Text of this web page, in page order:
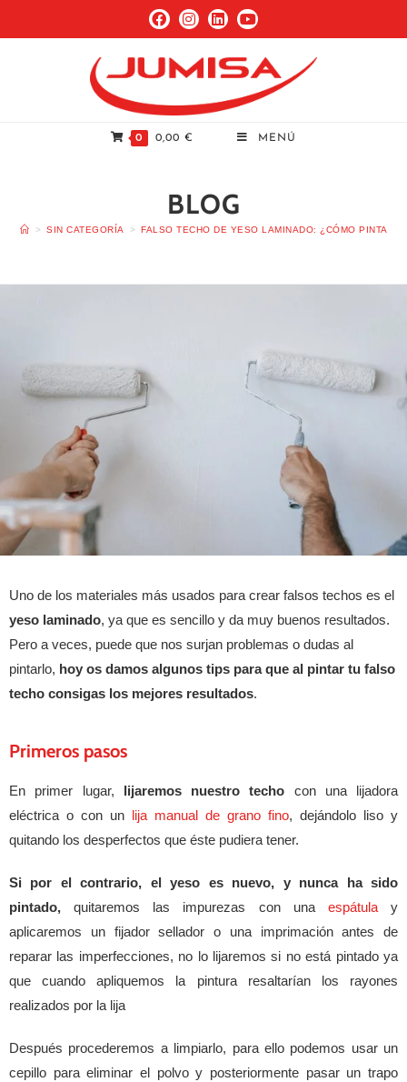
0 0,00 € MENÚ
BLOG
> SIN CATEGORÍA > FALSO TECHO DE YESO LAMINADO: ¿CÓMO
Uno de los materiales más usados para crear falsos techos es el
yeso laminado, ya que es sencillo y da muy buenos resultados.
Pero a veces, puede que nos surjan problemas o dudas al
pintarlo, hoy os damos algunos tips para que al pintar tu falso
techo consigas los mejores resultados.
Primeros pasos
En primer lugar, lijaremos nuestro techo con una lijadora
eléctrica o con un lija manual de grano fino, dejándolo liso y
quitando los desperfectos que éste pudiera tener.
Si por el contrario, el yeso es nuevo, y nunca ha sido
pintado, quitaremos las impurezas con una espátulay
aplicaremos un fijador sellador o una imprimación antes de
reparar las imperfecciones, no lo lijaremos si no está pintado ya
que cuando apliquemos la pintura resaltarían los rayones
realizados por la lija
Después procederemos a limpiarlo, para ello podemos usar un
cepillo para eliminar el polvo y posteriormente pasar un trapo